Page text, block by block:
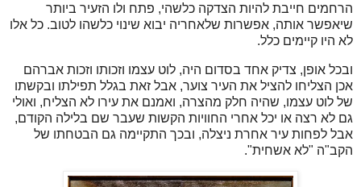
הרחמים חייבת להיות הצדקה כלשהי, פתח ולו הזעיר ביותר
שיאפשר אותה, אפשרות שלאחריה יבוא שינוי כלשהו לטוב. כל אלו
לא היו קיימים כלל.
ובכל אופן, צדיק אחד בסדום היה, לוט עצמו וזכותו וזכות אברהם
אכן הצליחו להציל את העיר צוער, אבל זאת בגלל תפילתו ובקשתו
של לוט עצמו, שהיה חלק מהצרה, ואמנם את עירו לא הצליח, ואולי
גם לא רצה או יכל אחרי החוויות הקשות שעבר שם בלילה הקודם,
אבל לפחות עיר אחרת ניצלה, ובכך התקיימה גם הבטחתו של
הקב"ה "לא אשחית".